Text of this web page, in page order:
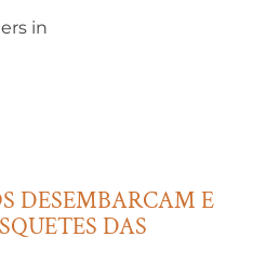
in
DESEMBARCAM E
DAS